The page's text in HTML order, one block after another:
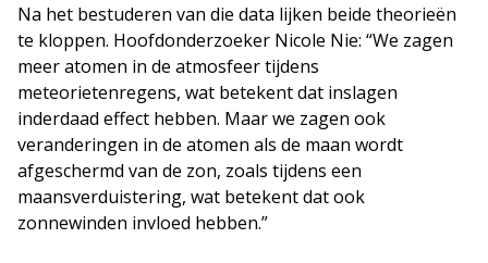
Na het bestuderen van die data lijken beide theorieën
te kloppen. Hoofdonderzoeker Nicole Nie: “We zagen
meer atomen in de atmosfeer tijdens
meteorietenregens, wat betekent dat inslagen
inderdaad effect hebben. Maar we zagen ook
veranderingen in de atomen als de maan wordt
afgeschermd van de zon, zoals tijdens een
maansverduistering, wat betekent dat ook
zonnewinden invloed hebben.”